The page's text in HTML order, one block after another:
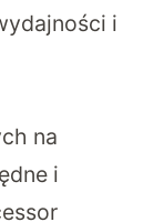
i
na
i